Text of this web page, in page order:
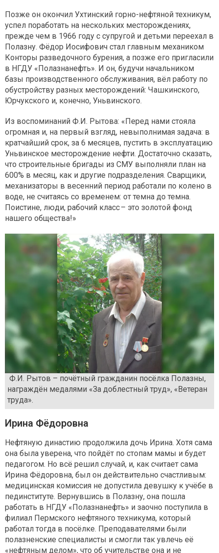
Позже он окончил Ухтинский горно-нефтяной техникум,
успел поработать на нескольких месторождениях,
прежде чем в 1966 году с супругой и детьми переехал в
Полазну. Фёдор Иосифович стал главным механиком
Конторы разведочного бурения, а позже его пригласили
в НГДУ «Полазнанефть». И он, будучи начальником
базы производственного обслуживания, вёл работу по
обустройству разных месторождений: Чашкинского,
Юрчукского и, конечно, Уньвинского.
Из воспоминаний Ф.И. Рытова: «Перед нами стояла
огромная и, на первый взгляд, невыполнимая задача: в
кратчайший срок, за 6 месяцев, пустить в эксплуатацию
Уньвинское месторождение нефти. Достаточно сказать,
что строительные бригады из СМУ выполняли план на
600% в месяц, как и другие подразделения. Сварщики,
механизаторы в весенний период работали по колено в
воде, не считаясь со временем: от темна до темна.
Поистине, люди, рабочий класс – это золотой фонд
нашего общества!»
Ф.И. Рытов – почётный гражданин посёлка Полазны,
награждён медалями «За доблестный труд», «Ветеран
труда».
Ирина Фёдоровна
Нефтяную династию продолжила дочь Ирина. Хотя сама
она была уверена, что пойдёт по стопам мамы и будет
педагогом. Но всё решил случай, и, как считает сама
Ирина Фёдоровна, был он действительно счастливым:
медицинская комиссия не допустила девушку к учёбе в
пединституте. Вернувшись в Полазну, она пошла
работать в НГДУ «Полазнанефть» и заочно поступила в
филиал Пермского нефтяного техникума, который
работал тогда в посёлке. Преподавателями были
полазненские специалисты и смогли так увлечь её
«нефтяным делом», что об учительстве она и не